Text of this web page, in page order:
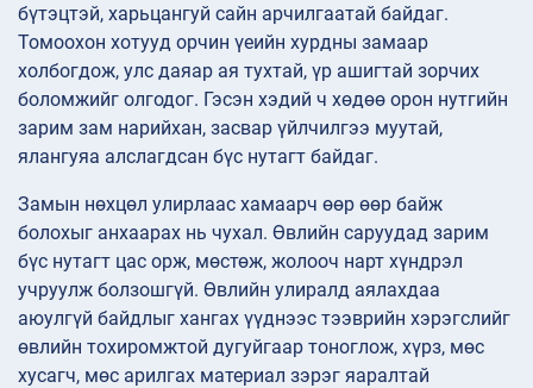
бүтэцтэй, харьцангуй сайн арчилгаатай байдаг.
Томоохон хотууд орчин үеийн хурдны замаар
холбогдож, улс даяар ая тухтай, үр ашигтай зорчих
боломжийг олгодог. Гэсэн хэдий ч хөдөө орон нутгийн
зарим зам нарийхан, засвар үйлчилгээ муутай,
ялангуяа алслагдсан бүс нутагт байдаг.
Замын нөхцөл улирлаас хамаарч өөр өөр байж
болохыг анхаарах нь чухал. Өвлийн саруудад зарим
бүс нутагт цас орж, мөстөж, жолооч нарт хүндрэл
учруулж болзошгүй. Өвлийн улиралд аялахдаа
аюулгүй байдлыг хангах үүднээс тээврийн хэрэгслийг
өвлийн тохиромжтой дугуйгаар тоноглож, хүрз, мөс
хусагч, мөс арилгах материал зэрэг яаралтай